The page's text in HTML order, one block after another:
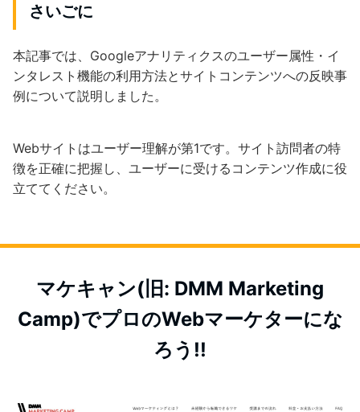
さいごに
本記事では、Googleアナリティクスのユーザー属性・イ
ンタレスト機能の利用方法とサイトコンテンツへの反映事
例について説明しました。
Webサイトはユーザー理解が第1です。サイト訪問者の特
徴を正確に把握し、ユーザーに受けるコンテンツ作成に役
立ててください。
マケキャン(旧: DMM Marketing
Camp)でプロのWebマーケターにな
ろう!!